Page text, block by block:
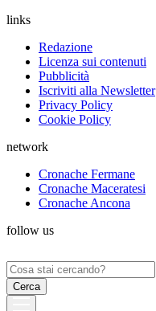
links
Redazione
Licenza sui contenuti
Pubblicità
Iscriviti alla Newsletter
Privacy Policy
Cookie Policy
network
Cronache Fermane
Cronache Maceratesi
Cronache Ancona
follow us
Ricerca
per: